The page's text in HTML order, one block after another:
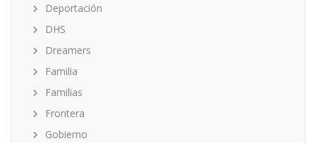
Deportación
DHS
Dreamers
Familia
Familias
Frontera
Gobierno